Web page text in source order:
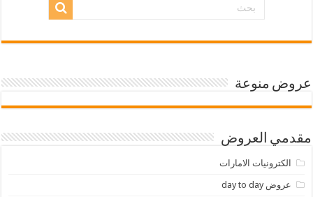
عروض منوعة
مقدمي العروض
الكترونيات الامارات
عروض day to day